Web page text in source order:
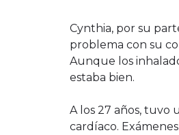
Cynthia, por su
problema con su
Aunque los
estaba bien.
A los 27 años, tuvo
cardíaco.